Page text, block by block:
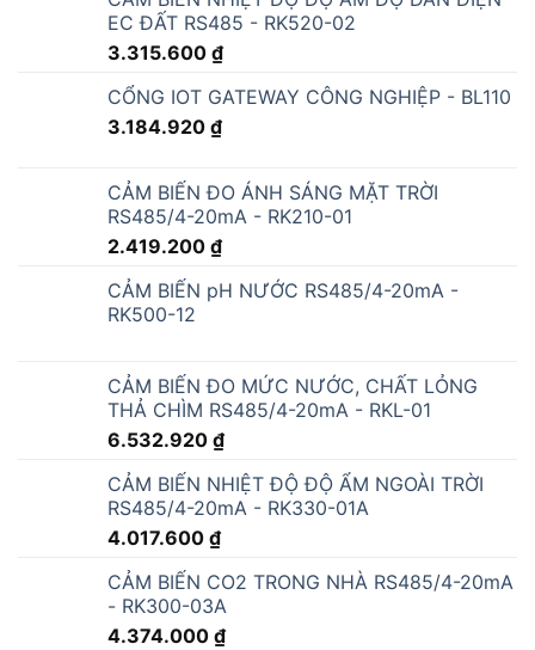
432.000₫
ĐÈN THÁP CẢNH BÁO 24V - M4-50S-24V
583.318 ₫
ĐỒNG HỒ HIỂN THỊ CHỈ SỐ DINH DƯỠNG
ĐẤT
10.618.560₫
THIẾT BỊ PHÁT HIỆN CẢNH BÁO RÒ RỈ CHẤT
LỎNG NƯỚC A-LC1A
3.780.000
CẢM BIẾN RÒ RỈ NƯỚC, DÂY PHÁT HIỆN RÒ
RỈ NƯỚC
270.000₫
CẢM BIẾN ĐO LƯỢNG MƯA NGOÀI TRỜI
RK400-09
3.628.800₫
CẢM BIẾN NHIỆT ĐỘ ĐỘ ẨM ĐỘ DẪN ĐIỆN
EC ĐẤT RS485 - RK520-02
3.315.600₫